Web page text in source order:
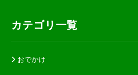
カテゴリ一覧
おでかけ